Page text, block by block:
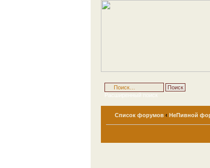
Расширенный поиск
Список форумов ‹ НеПивной